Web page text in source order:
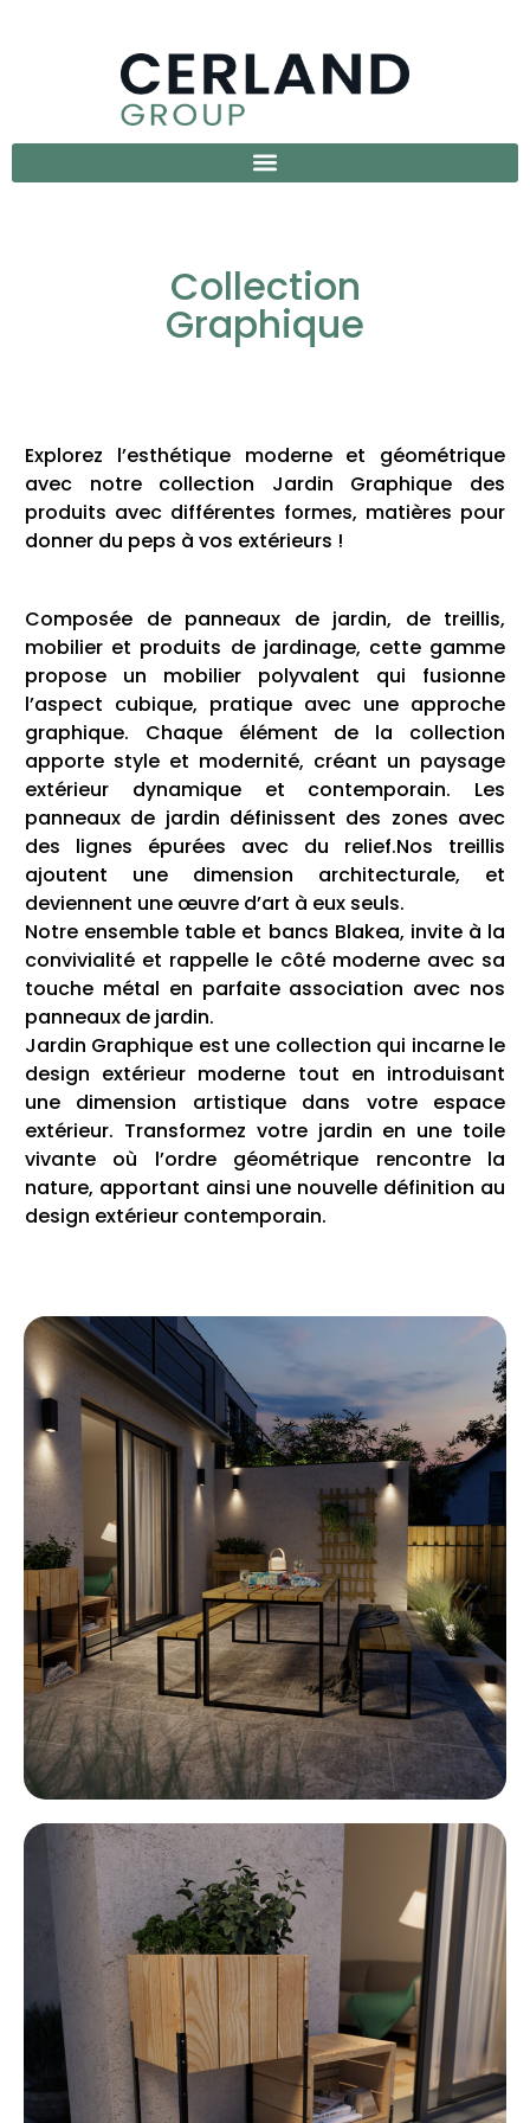
Collection
Graphique
Explorez l’esthétique moderne et géométrique
avec notre collection Jardin Graphique des
produits avec différentes formes, matières pour
donner du peps à vos extérieurs !
Composée de panneaux de jardin, de treillis,
mobilier et produits de jardinage, cette gamme
propose un mobilier polyvalent qui fusionne
l’aspect cubique, pratique avec une approche
graphique. Chaque élément de la collection
apporte style et modernité, créant un paysage
extérieur dynamique et contemporain. Les
panneaux de jardin définissent des zones avec
des lignes épurées avec du relief.Nos treillis
ajoutent une dimension architecturale, et
deviennent une œuvre d’art à eux seuls.
Notre ensemble table et bancs Blakea, invite à la
convivialité et rappelle le côté moderne avec sa
touche métal en parfaite association avec nos
panneaux de jardin.
Jardin Graphique est une collection qui incarne le
design extérieur moderne tout en introduisant
une dimension artistique dans votre espace
extérieur. Transformez votre jardin en une toile
vivante où l’ordre géométrique rencontre la
nature, apportant ainsi une nouvelle définition au
design extérieur contemporain.